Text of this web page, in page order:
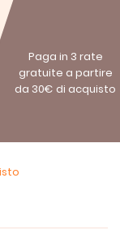
Paga in 3 rate
gratuite a partire
da 30€ di acquisto